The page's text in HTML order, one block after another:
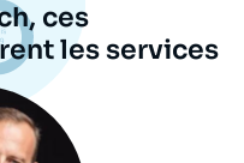
ces
les services